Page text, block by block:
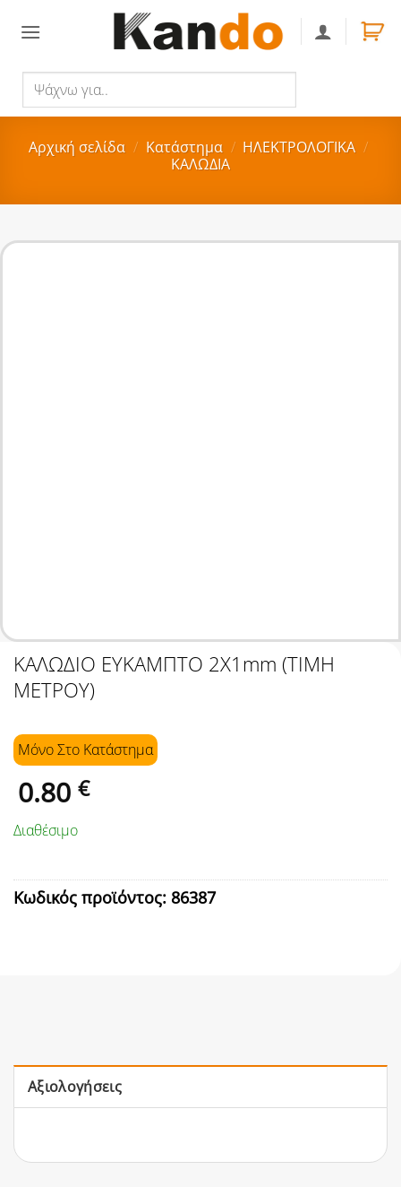
για..
Αρχική σελίδα / Κατάστημα / ΗΛΕΚΤΡΟΛΟΓΙΚΑ /
ΚΑΛΩΔΙΑ
ΚΑΛΩΔΙΟ ΕΥΚΑΜΠΤΟ 2Χ1mm (ΤΙΜΗ
ΜΕΤΡΟΥ)
Μόνο Στo Κατάστημα
0.80 €
Διαθέσιμο
Κωδικός προϊόντος: 86387
Αξιολογήσεις